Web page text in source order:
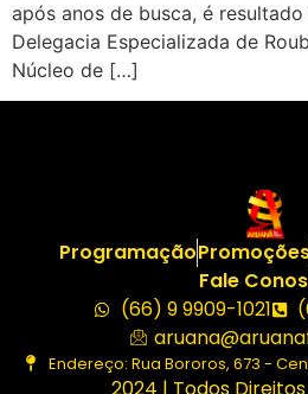
após anos de busca, é
Delegacia Especializada de
Núcleo de […]
Programação
Fale
(66) 9 9909-1021
Endereço: Rua Bororos, 673 -
2024 | Todos